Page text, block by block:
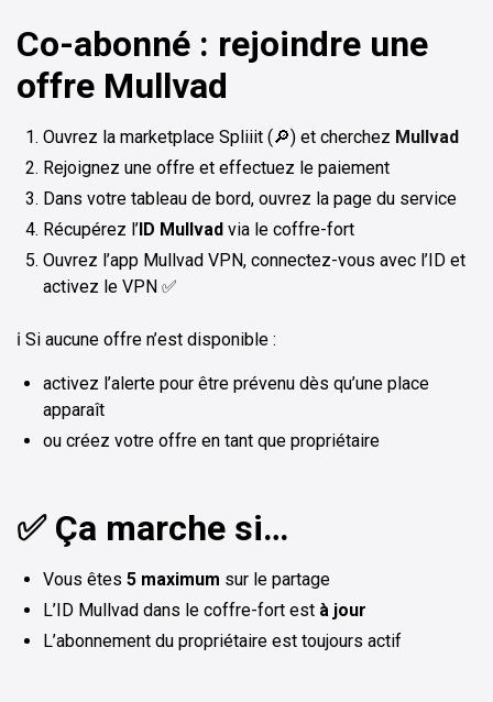
Co-abonné : rejoindre une
offre Mullvad
Ouvrez la marketplace Spliiit (🔎) et cherchez Mullvad
Rejoignez une offre et effectuez le paiement
Dans votre tableau de bord, ouvrez la page du service
Récupérez l’ID Mullvad via le coffre-fort
Ouvrez l’app Mullvad VPN, connectez-vous avec l’ID et
activez le VPN ✅
ℹ️ Si aucune offre n’est disponible :
activez l’alerte pour être prévenu dès qu’une place
apparaît
ou créez votre offre en tant que propriétaire
✅ Ça marche si…
Vous êtes 5 maximum sur le partage
L’ID Mullvad dans le coffre-fort est à jour
L’abonnement du propriétaire est toujours actif